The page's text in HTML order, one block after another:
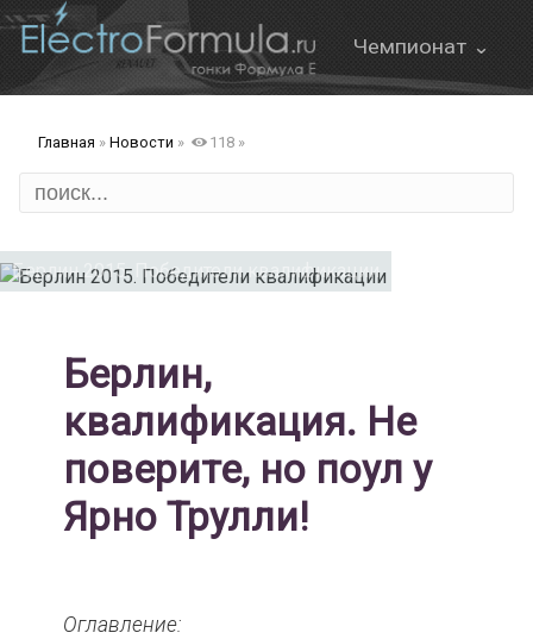
Чемпионат ⌄
Формат этапа
Главная » Новости » 118»
Берлин 2015. Победители квалификации
Берлин,
квалификация. Не
поверите, но поул у
Ярно Трулли!
Оглавление: